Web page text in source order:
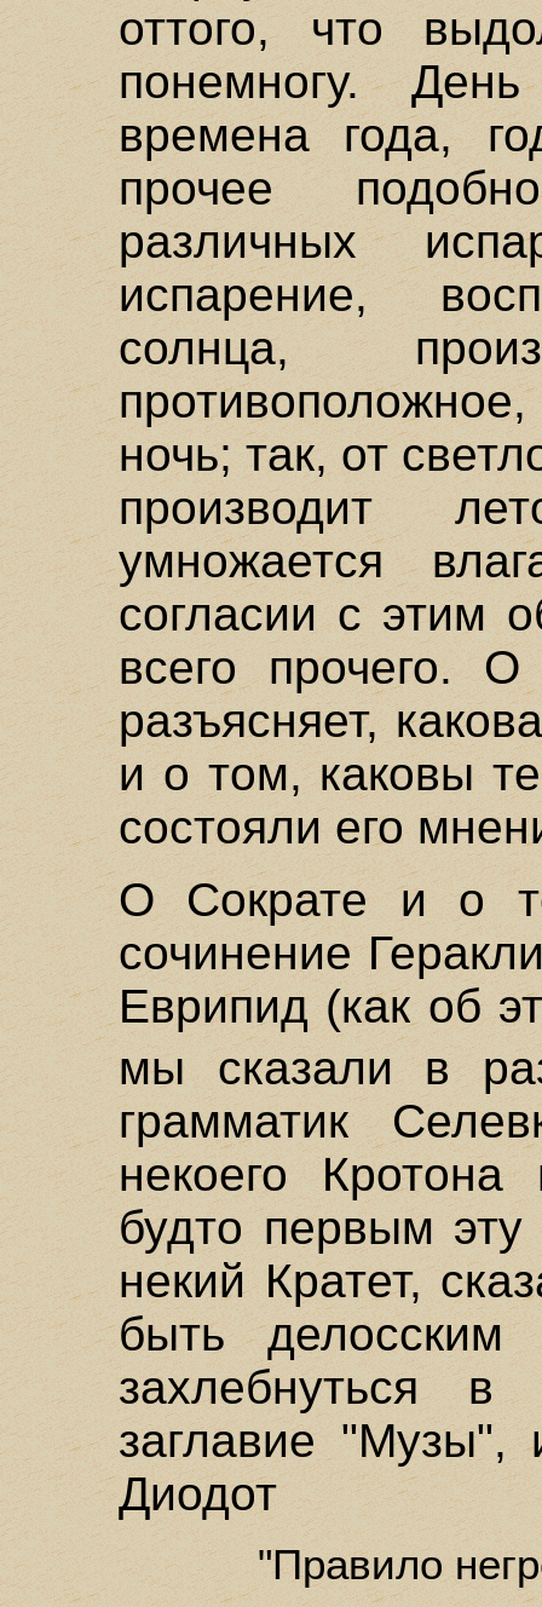
оттого, что
понемногу.
времена года,
прочее
различных
испарение,
солнца,
ночь; так, от
производит
умножается
согласии с этим
всего прочего.
разъясняет,
и о том, каковы
состояли его
О Сократе и о
сочинение
Еврипид (как об
мы сказали в
грамматик
некоего
будто первым
некий Кратет,
быть
захлебнуться
заглавие
Диодот
"Правило